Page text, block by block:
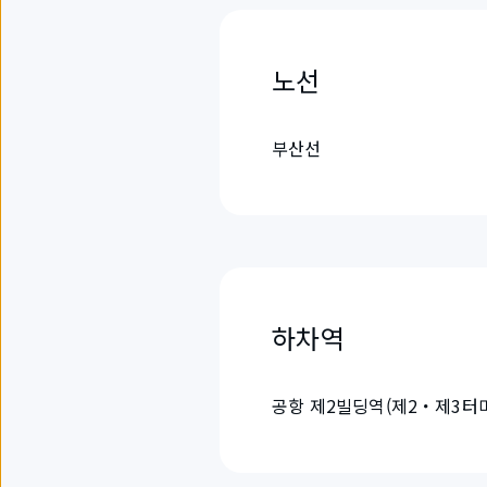
노선
부산선
하차역
공항 제2빌딩역(제2・제3터